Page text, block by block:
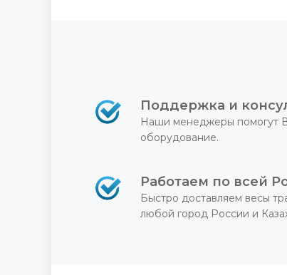
Поддержка и
Наши менеджеры помогут
оборудование.
Работаем по всей
Быстро доставляем весы
любой город России и